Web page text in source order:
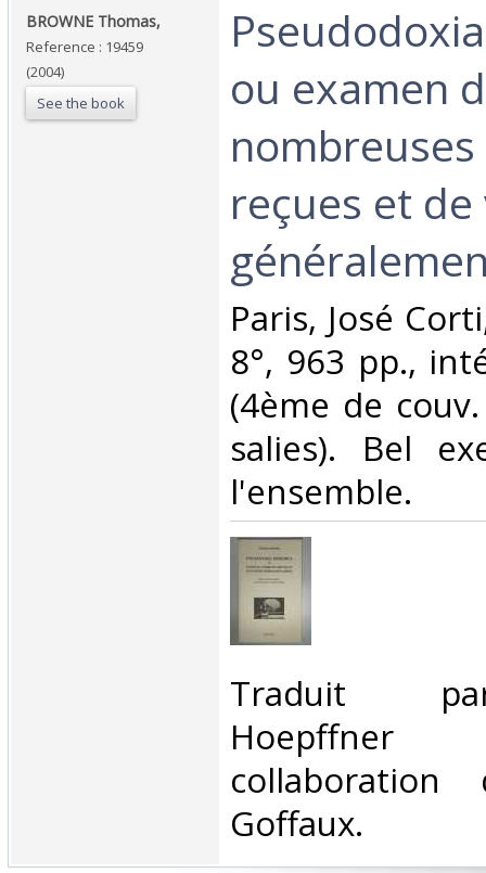
‎BROWNE Thomas,‎
Reference : 19459
(2004)
See the book
ou examen
reçues et
‎Paris, José
8°, 963 pp.,
(4ème de
salies). Bel
l'ensemble.‎
‎Traduit
collaboration
Goffaux. ‎